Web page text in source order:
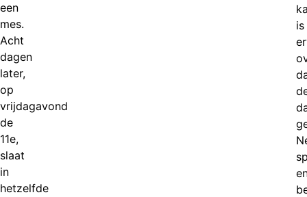
een
mes.
Acht
dagen
later,
op
vrijdagavond
de
11e,
slaat
in
hetzelfde
is